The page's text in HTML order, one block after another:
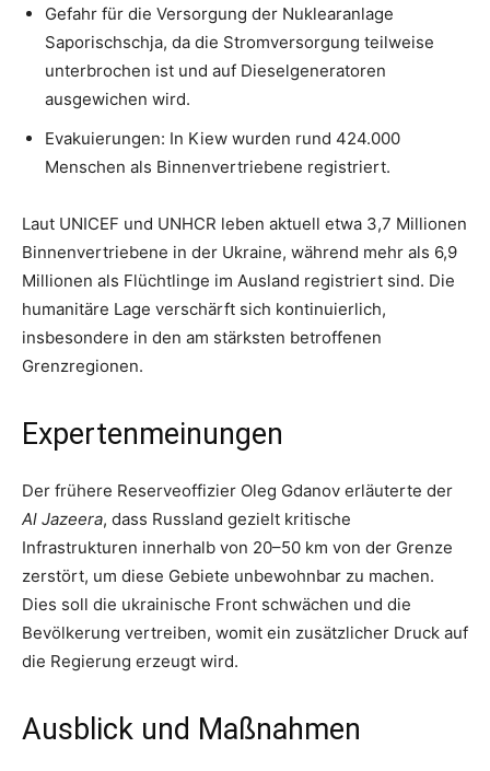
Gefahr für die Versorgung der Nuklearanlage
Saporischschja, da die Stromversorgung teilweise
unterbrochen ist und auf Dieselgeneratoren
ausgewichen wird.
Evakuierungen: In Kiew wurden rund 424.000
Menschen als Binnenvertriebene registriert.
Laut UNICEF und UNHCR leben aktuell etwa 3,7 Millionen
Binnenvertriebene in der Ukraine, während mehr als 6,9
Millionen als Flüchtlinge im Ausland registriert sind. Die
humanitäre Lage verschärft sich kontinuierlich,
insbesondere in den am stärksten betroffenen
Grenzregionen.
Expertenmeinungen
Der frühere Reserveoffizier Oleg Gdanov erläuterte der
Al Jazeera, dass Russland gezielt kritische
Infrastrukturen innerhalb von 20–50 km von der Grenze
zerstört, um diese Gebiete unbewohnbar zu machen.
Dies soll die ukrainische Front schwächen und die
Bevölkerung vertreiben, womit ein zusätzlicher Druck auf
die Regierung erzeugt wird.
Ausblick und Maßnahmen